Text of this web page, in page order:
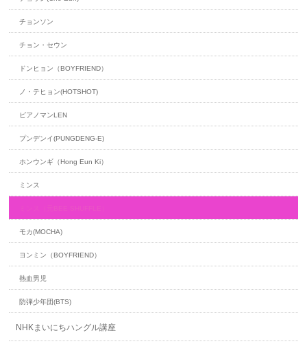
チョンソン
チョン・セウン
ドンヒョン（BOYFRIEND）
ノ・テヒョン(HOTSHOT)
ピアノマンLEN
プンデンイ(PUNGDENG-E)
ホンウンギ（Hong Eun Ki）
ミンス
モカ(MOCHA)
ヨンミン（BOYFRIEND）
熱血男児
防弾少年団(BTS)
NHKまいにちハングル講座